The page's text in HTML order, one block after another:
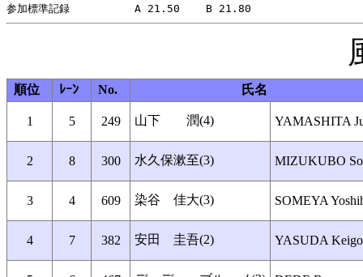
順位 ﾚｰﾝ No. 氏名
1 5 249 山下 潤(4) YAMASHITA
2 8 300 水久保漱至(3) MIZUKUBO
3 4 609 染谷 佳大(3) SOMEYA
4 7 382 安田 圭吾(2) YASUDA Keigo